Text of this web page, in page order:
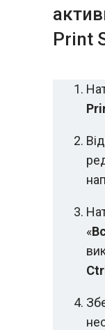
Print
«